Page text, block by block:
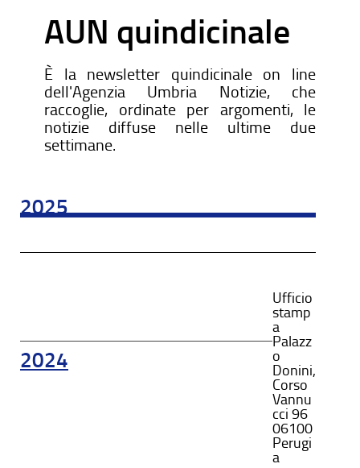
AUN quindicinale
È la newsletter quindicinale on line
dell'Agenzia Umbria Notizie, che
raccoglie, ordinate per argomenti, le
notizie diffuse nelle ultime due
settimane.
2025
2024
Ufficio
stamp
a
Palazz
o
Donini,
Corso
Vannu
cci 96
06100
Perugi
a